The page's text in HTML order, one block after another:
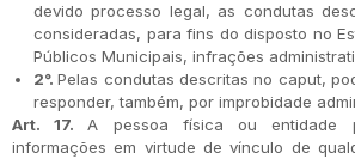
devido processo legal, as condutas
consideradas, para fins do disposto no
Públicos Municipais, infrações
2°.Pelas condutas descritas no caput,
responder, também, por improbidade
Art. 17.A pessoa física ou entidade
informações em virtude de vínculo de